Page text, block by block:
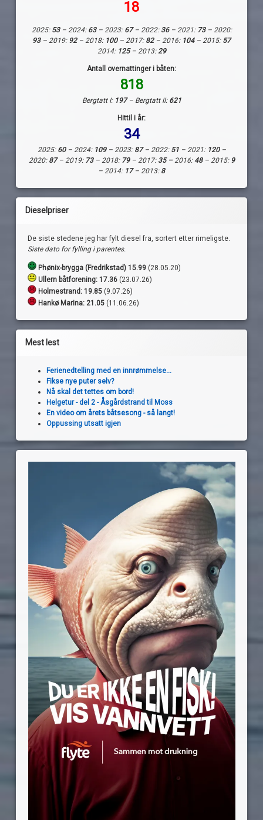
18
2025: 53– 2024:63– 2023: 67– 2022: 36– 2021: 73– 2020:
93– 2019: 92– 2018: 100 – 2017: 82– 2016: 104– 2015: 57
2014: 125– 2013: 29
Antall overnattinger i båten:
818
Bergtatt I: 197– Bergtatt II: 621
Hittil i år:
34
2025: 60– 2024: 109– 2023: 87– 2022: 51– 2021: 120–
2020: 87– 2019: 73– 2018: 79– 2017: 35 – 2016:48– 2015: 9
– 2014: 17– 2013: 8
Dieselpriser
De siste stedene jeg har fylt diesel fra, sortert etter rimeligste.
Siste dato for fylling i parentes.
Phønix-brygga (Fredrikstad) 15.99 (28.05.20)
Ullern båtforening: 17.36 (23.07.26)
Holmestrand: 19.85 (9.07.26)
Hankø Marina: 21.05 (11.06.26)
Mest lest
Ferienedtelling med en innrømmelse...
Fikse nye puter selv?
Nå skal det tettes om bord!
Helgetur - del 2 - Åsgårdstrand til Moss
En video om årets båtsesong - så langt!
Oppussing utsatt igjen